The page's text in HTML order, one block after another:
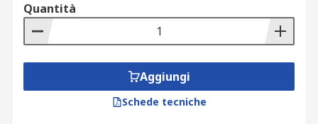
Quantità
Aggiungi
Schede tecniche